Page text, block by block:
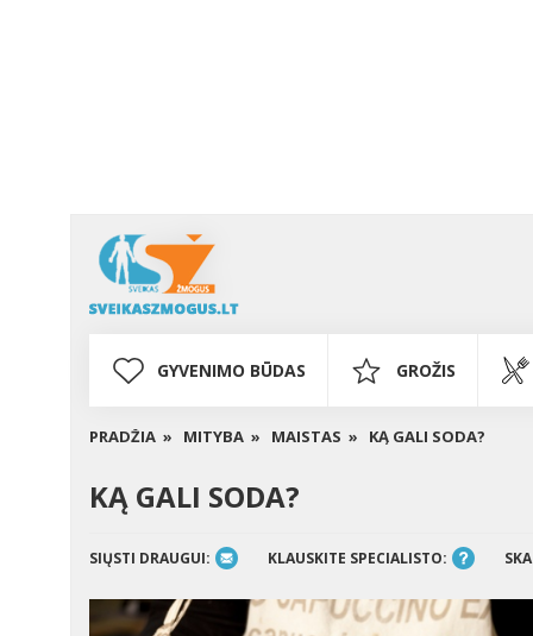
GYVENIMO BŪDAS GROŽIS
PRADŽIA » MITYBA » MAISTAS » KĄ GALI SODA?
KĄ GALI SODA?
SIŲSTI DRAUGUI: KLAUSKITE SPECIALISTO: